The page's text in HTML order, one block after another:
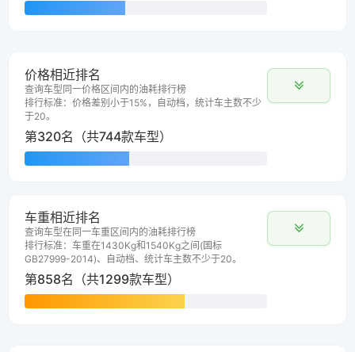
价格相近排名
查询车型同一价格区间内的油耗排行榜
排行标准：价格差别小于15%，自动档，统计车主数不少
于20。
第320名（共744款车型）
车重相近排名
查询车型在同一车重区间内的油耗排行榜
排行标准：车重在1430Kg和1540Kg之间(国标
GB27999-2014)、自动档、统计车主数不少于20。
第858名（共1299款车型）